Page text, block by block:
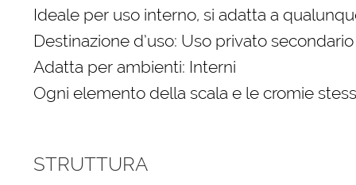
Ideale per uso interno, si adatta a
Destinazione d’uso: Uso privato secondario
Adatta per ambienti: Interni
Ogni elemento della scala e le cromie
STRUTTURA